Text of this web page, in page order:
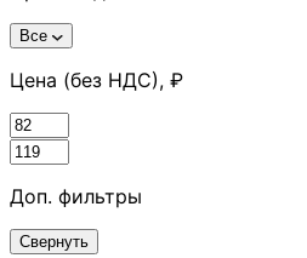
Все
Цена (без НДС), ₽
Доп. фильтры
Свернуть